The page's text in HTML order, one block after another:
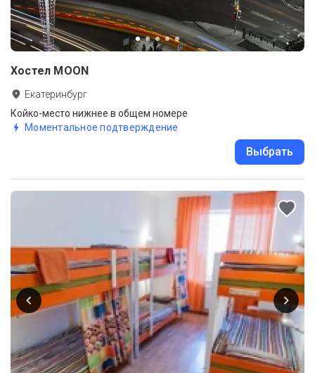
Хостел MOON
Екатеринбург
Койко-место нижнее в общем номере
Моментальное подтверждение
Выбрать